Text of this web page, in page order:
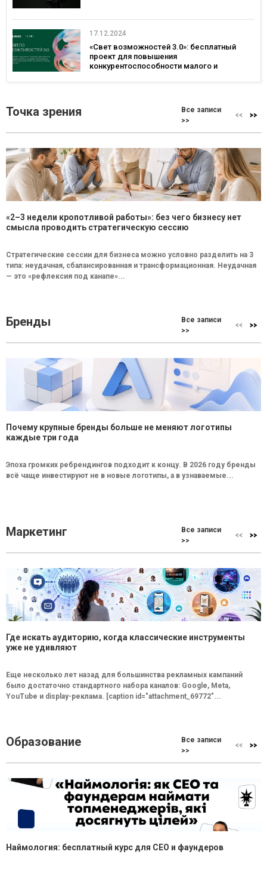
17.12.2024
«Свет возможностей 3.0»: бесплатный
проект для повышения
конкурентоспособности малого и
Точка зрения
Все записи
>>
«2–3 недели кропотливой работы»: без чего бизнесу нет
смысла проводить стратегическую сессию
Стратегические сессии для бизнеса можно условно разделить на 3
типа: неудачная, сбалансированная и трансформационная. Неудачная
— это «рефлексия под канапе»...
Бренды
Все записи
>>
Почему крупные бренды больше не меняют логотипы
каждые три года
Эпоха громких ребрендингов подходит к концу. В 2026 году бренды
всё чаще инвестируют не в новые логотипы, а в узнаваемые...
Маркетинг
Все записи
>>
Где искать аудиторию, когда классические инструменты
уже не удивляют
Еще несколько лет назад для большинства рекламных кампаний
было достаточно стандартного набора каналов: Google, Meta,
YouTube и display-реклама. [caption id="attachment_69772"...
Образование
Все записи
>>
Наймология: бесплатный курс для CEO и фаундеров